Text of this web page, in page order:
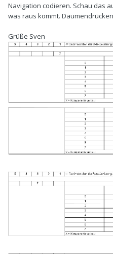
Navigation codieren. Schau das
was raus kommt.
Grüße Sven